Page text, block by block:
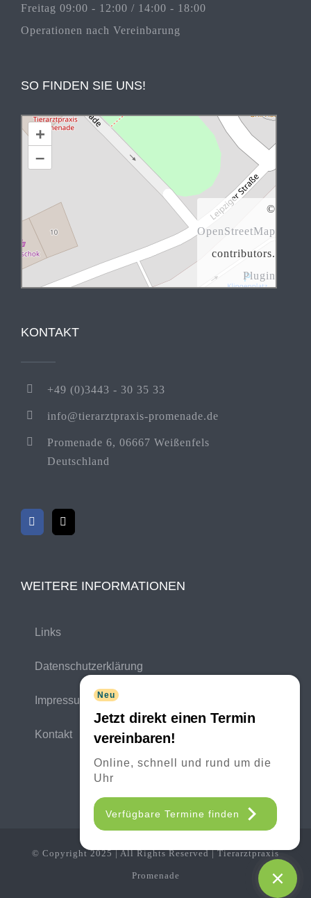
Neu
Jetzt direkt einen Termin
vereinbaren!
Online, schnell und rund um die
Uhr
Verfügbare Termine finden
Freitag 09:00 - 12:00 / 14:00 - 18:00
Operationen nach Vereinbarung
SO FINDEN SIE UNS!
+
–
©
OpenStreetMap
contributors.
Plugin
KONTAKT
+49 (0)3443 - 30 35 33
info@tierarztpraxis-promenade.de
Promenade 6, 06667 Weißenfels
Deutschland
WEITERE INFORMATIONEN
Links
Datenschutzerklärung
Impressum
Kontakt
© Copyright 2025 | All Rights Reserved | Tierarztpraxis
Promenade